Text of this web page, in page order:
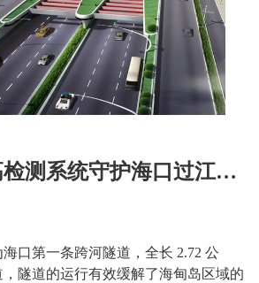
飞天激光超高检测系统守护海口过江隧道安全运行
口第一条跨河隧道，全长 2.72 公
隧道的运行有效缓解了海甸岛区域的